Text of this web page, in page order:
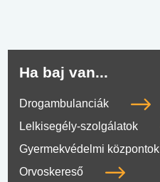
Ha baj van...
Drogambulanciák
Lelkisegély-szolgálatok
Gyermekvédelmi központok
Orvoskereső